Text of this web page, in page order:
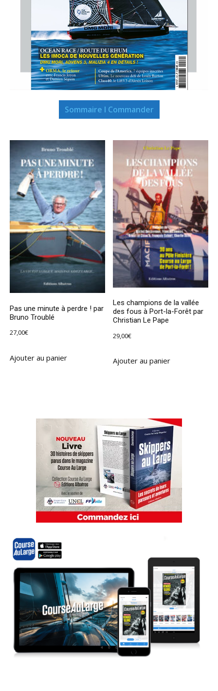
Sommaire I Commander
Pas une minute à perdre ! par
Bruno Troublé
27,00€
Ajouter au panier
Les champions de la vallée
des fous à Port-la-Forêt par
Christian Le Pape
29,00€
Ajouter au panier